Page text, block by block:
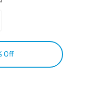
25% Off